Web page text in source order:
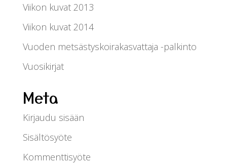
Viikon kuvat 2013
Viikon kuvat 2014
Vuoden metsästyskoirakasvattaja -palkinto
Vuosikirjat
Meta
Kirjaudu sisään
Sisältösyöte
Kommenttisyöte